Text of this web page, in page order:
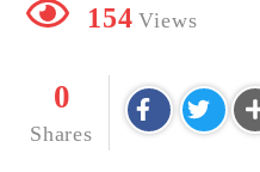
154 Views
0
Shares